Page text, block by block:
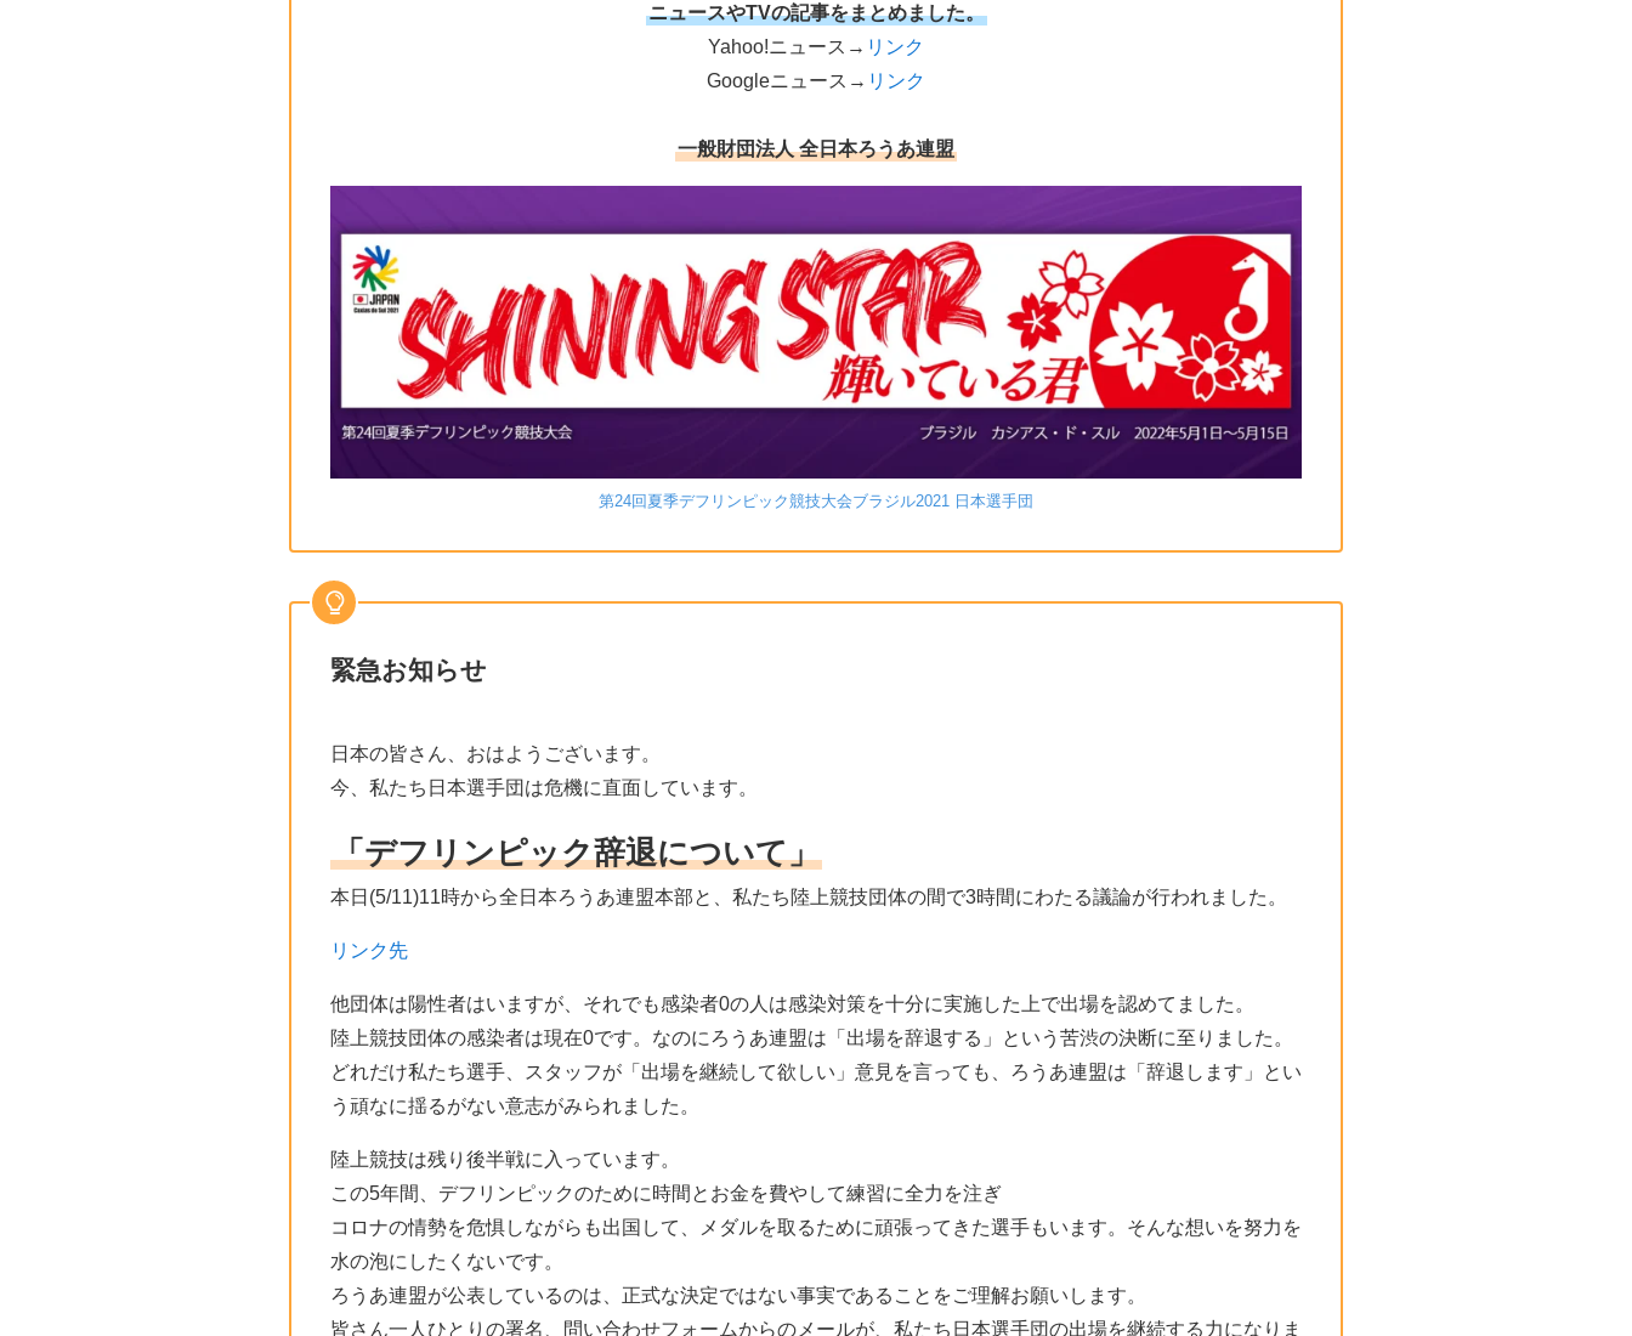
ニュースやTVの記事をまとめました。
Yahoo!ニュース→ リンク
Googleニュース→ リンク
一般財団法人 全日本ろうあ連盟
第24回夏季デフリンピック競技大会ブラジル2021 日本選手団
緊急お知らせ
日本の皆さん、おはようございます。
今、私たち日本選手団は危機に直面しています。
「デフリンピック辞退について」
本日(5/11)11時から全日本ろうあ連盟本部と、私たち陸上競技団体の間で3時間にわたる議論が行われました。
リンク先
他団体は陽性者はいますが、それでも感染者0の人は感染対策を十分に実施した上で出場を認めてました。
陸上競技団体の感染者は現在0です。なのにろうあ連盟は「出場を辞退する」という苦渋の決断に至りました。
どれだけ私たち選手、スタッフが「出場を継続して欲しい」意見を言っても、ろうあ連盟は「辞退します」とい
う頑なに揺るがない意志がみられました。
陸上競技は残り後半戦に入っています。
この5年間、デフリンピックのために時間とお金を費やして練習に全力を注ぎ
コロナの情勢を危惧しながらも出国して、メダルを取るために頑張ってきた選手もいます。そんな想いを努力を
水の泡にしたくないです。
ろうあ連盟が公表しているのは、正式な決定ではない事実であることをご理解お願いします。
皆さん一人ひとりの署名、問い合わせフォームからのメールが、私たち日本選手団の出場を継続する力になりま